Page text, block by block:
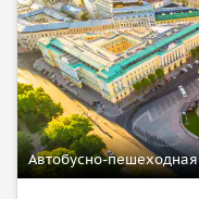
Автобусно-пешеходная